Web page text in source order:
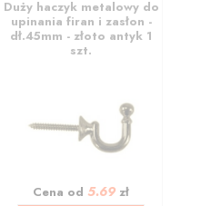
Duży haczyk metalowy do
upinania firan i zasłon -
dł.45mm - złoto antyk 1
szt.
Cena od 5.69 zł